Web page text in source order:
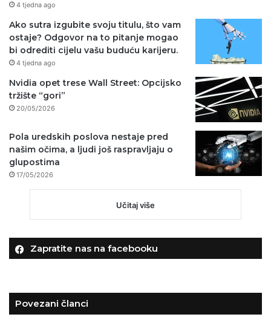
4 tjedna ago
Ako sutra izgubite svoju titulu, što vam
ostaje? Odgovor na to pitanje mogao
bi odrediti cijelu vašu buduću karijeru.
4 tjedna ago
Nvidia opet trese Wall Street: Opcijsko
tržište “gori”
20/05/2026
Pola uredskih poslova nestaje pred
našim očima, a ljudi još raspravljaju o
glupostima
17/05/2026
Učitaj više
Zapratite nas na facebooku
Povezani članci